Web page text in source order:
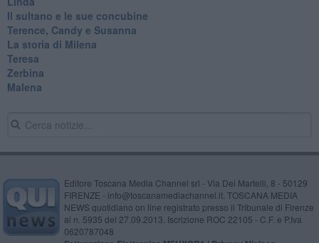
Il sultano e le sue concubine
Terence, Candy e Susanna
La storia di Milena
Teresa
Zerbina
Malena
Editore Toscana Media Channel srl - Via Dei Martelli, 8 - 50129
FIRENZE - info@toscanamediachannel.it. TOSCANA MEDIA
NEWS quotidiano on line registrato presso il Tribunale di Firenze
al n. 5935 del 27.09.2013. Iscrizione ROC 22105 - C.F. e P.Iva
0620787048